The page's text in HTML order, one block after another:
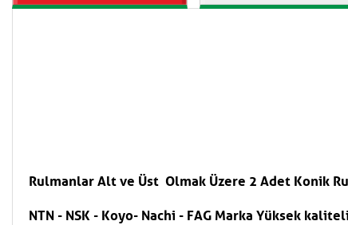
Rulmanlar Alt ve Üst Olmak Üzere 2 Adet Konik
NTN - NSK - Koyo- Nachi - FAG Marka Yüksek